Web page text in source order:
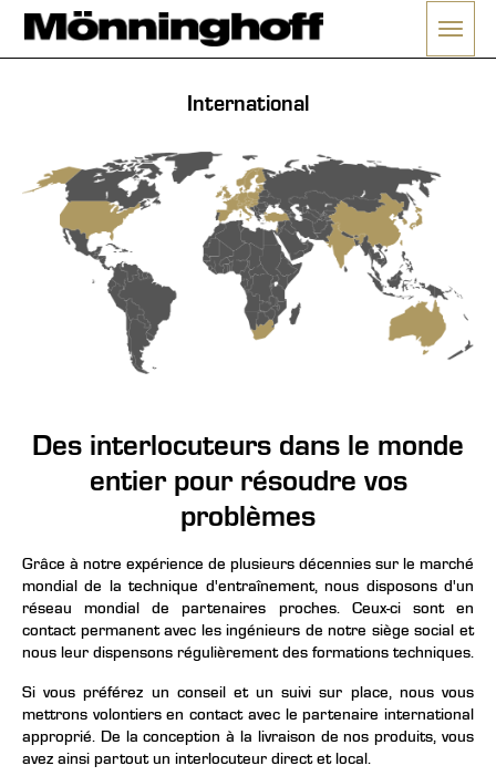
International
Des interlocuteurs dans le monde
entier pour résoudre vos
problèmes
Grâce à notre expérience de plusieurs décennies sur le marché
mondial de la technique d'entraînement, nous disposons d'un
réseau mondial de partenaires proches. Ceux-ci sont en
contact permanent avec les ingénieurs de notre siège social et
nous leur dispensons régulièrement des formations techniques.
Si vous préférez un conseil et un suivi sur place, nous vous
mettrons volontiers en contact avec le partenaire international
approprié. De la conception à la livraison de nos produits, vous
avez ainsi partout un interlocuteur direct et local.